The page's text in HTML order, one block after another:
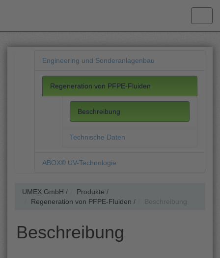
Engineering und Sonderanlagenbau
Regeneration von PFPE-Fluiden
Beschreibung
Technische Daten
ABOX® UV-Technologie
UMEX GmbH / Produkte /
Regeneration von PFPE-Fluiden / Beschreibung
Beschreibung